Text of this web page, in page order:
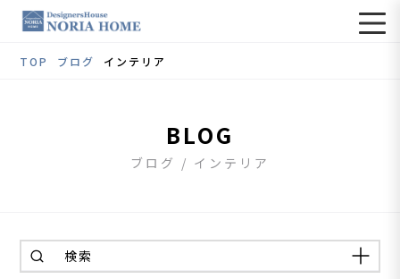
TOP ブログ インテリア
BLOG
ブログ / インテリア
検索